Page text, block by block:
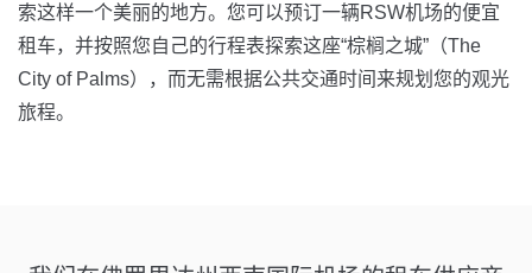
索这样一个美丽的地方。您可以预订一辆RSW机场的便宜
租车，并按照您自己的行程表探索这座“棕榈之城”（The
City of Palms），而无需根据公共交通时间来规划您的观光
旅程。